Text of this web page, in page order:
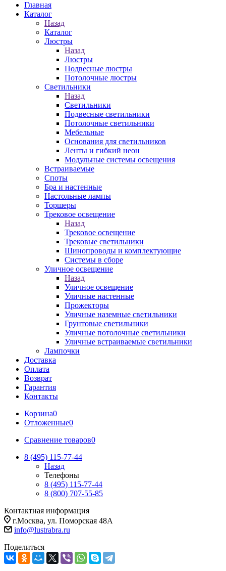
Главная
Каталог
Назад
Каталог
Люстры
Назад
Люстры
Подвесные люстры
Потолочные люстры
Светильники
Назад
Светильники
Подвесные светильники
Потолочные светильники
Мебельные
Основания для светильников
Ленты и гибкий неон
Модульные системы освещения
Встраиваемые
Споты
Бра и настенные
Настольные лампы
Торшеры
Трековое освещение
Назад
Трековое освещение
Трековые светильники
Шинопроводы и комплектующие
Системы в сборе
Уличное освещение
Назад
Уличное освещение
Уличные настенные
Прожекторы
Уличные наземные светильники
Грунтовые светильники
Уличные потолочные светильники
Уличные встраиваемые светильники
Лампочки
Доставка
Оплата
Возврат
Гарантия
Контакты
Корзина0
Отложенные0
Сравнение товаров0
8 (495) 115-77-44
Назад
Телефоны
8 (495) 115-77-44
8 (800) 707-55-85
Контактная информация
г.Москва, ул. Поморская 48А
info@lustrabra.ru
Поделиться